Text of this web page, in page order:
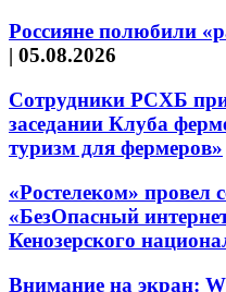
Россияне полюбили
| 05.08.2026
Сотрудники РСХБ
заседании Клуба
туризм для фермеров»
«Ростелеком» провел
«БезОпасный
Кенозерского
Внимание на экран: